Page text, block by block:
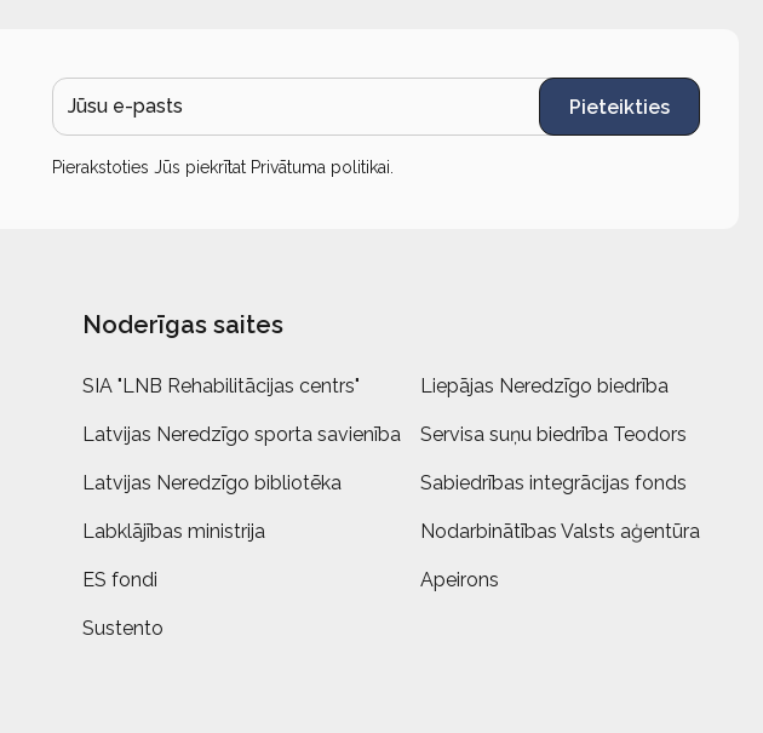
Pieteikties
Pierakstoties Jūs piekrītat Privātuma politikai
Noderīgas saites
SIA "LNB Rehabilitācijas centrs" Liepājas Neredzīgo biedrība
Latvijas Neredzīgo sporta savienība Servisa suņu biedrība Teodors
Latvijas Neredzīgo bibliotēka Sabiedrības integrācijas fonds
Labklājības ministrija Nodarbinātības Valsts aģentūra
ES fondi Apeirons
Sustento